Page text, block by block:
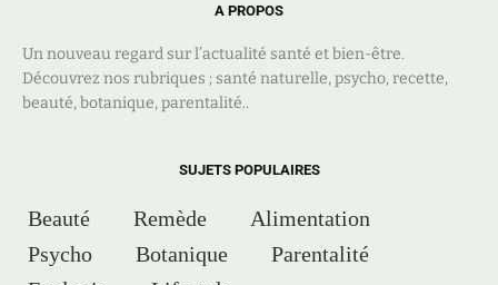
A PROPOS
Un nouveau regard sur l’actualité santé et bien-être.
Découvrez nos rubriques ; santé naturelle, psycho, recette,
beauté, botanique, parentalité..
SUJETS POPULAIRES
Beauté Remède
Alimentation
Psycho
Botanique
Parentalité